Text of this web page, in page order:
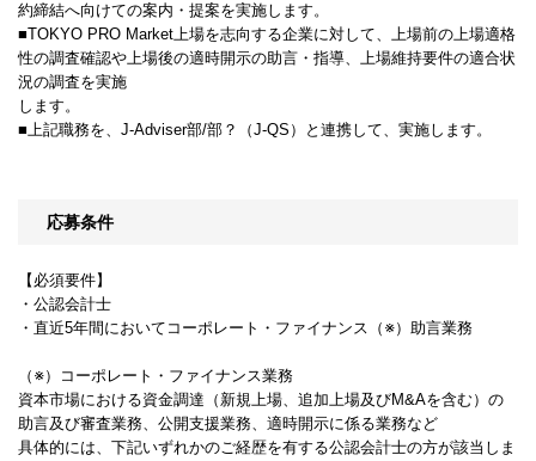
約締結へ向けての案内・提案を実施します。
■TOKYO PRO Market上場を志向する企業に対して、上場前の上場適格
性の調査確認や上場後の適時開示の助言・指導、上場維持要件の適合状
況の調査を実施
します。
■上記職務を、J-Adviser部/部？（J-QS）と連携して、実施します。
応募条件
【必須要件】
・公認会計士
・直近5年間においてコーポレート・ファイナンス（※）助言業務
（※）コーポレート・ファイナンス業務
資本市場における資金調達（新規上場、追加上場及びM&Aを含む）の
助言及び審査業務、公開支援業務、適時開示に係る業務など
具体的には、下記いずれかのご経歴を有する公認会計士の方が該当しま